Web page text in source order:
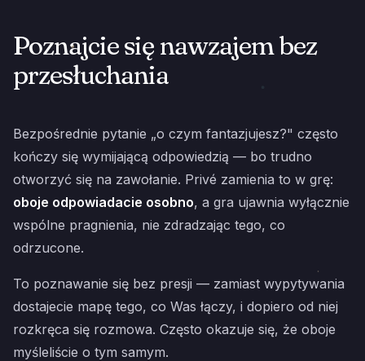
Poznajcie się nawzajem bez
przesłuchania
Bezpośrednie pytanie „o czym fantazjujesz?" często
kończy się wymijającą odpowiedzią — bo trudno
otworzyć się na zawołanie. Privé zamienia to w grę:
oboje odpowiadacie osobno, a gra ujawnia wyłącznie
wspólne pragnienia, nie zdradzając tego, co
odrzucone.
To poznawanie się bez presji — zamiast wypytywania
dostajecie mapę tego, co Was łączy, i dopiero od niej
rozkręca się rozmowa. Często okazuje się, że oboje
myśleliście o tym samym.